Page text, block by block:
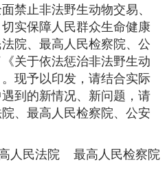
禁止非法野生动物交易、
实保障人民群众生命健康
院、最高人民检察院、公
关于依法惩治非法野生动
现予以印发，请结合实际
到的新情况、新问题，请
、最高人民检察院、公安
民法院 最高人民检察院